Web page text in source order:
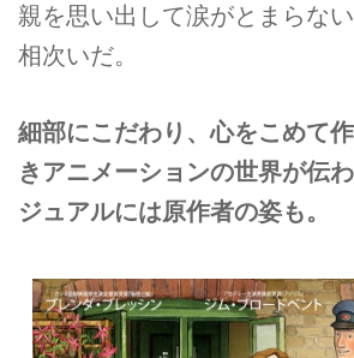
親を思い出して涙がとまらな
相次いだ。
細部にこだわり、心をこめて
きアニメーションの世界が伝
ジュアルには原作者の姿も。